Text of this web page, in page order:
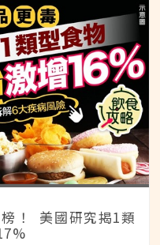
！ 美國研究揭1類